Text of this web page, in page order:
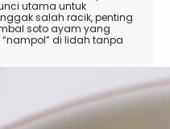
utama untuk
salah racik, penting
soto ayam yang
di lidah tanpa